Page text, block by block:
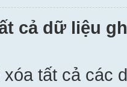
cả dữ liệu
tất cả các